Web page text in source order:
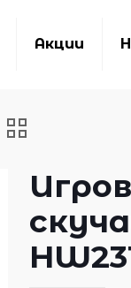
Акции